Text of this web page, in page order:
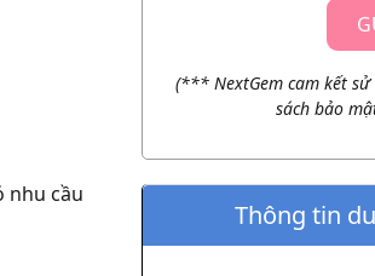
nhu cầu
(*** NextGem cam kết
sách bảo
Thông tin